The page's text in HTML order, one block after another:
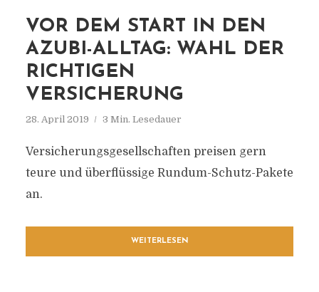
VOR DEM START IN DEN
AZUBI-ALLTAG: WAHL DER
RICHTIGEN
VERSICHERUNG
28. April 2019 3 Min. Lesedauer
Versicherungsgesellschaften preisen gern
teure und überflüssige Rundum-Schutz-Pakete
an.
WEITERLESEN